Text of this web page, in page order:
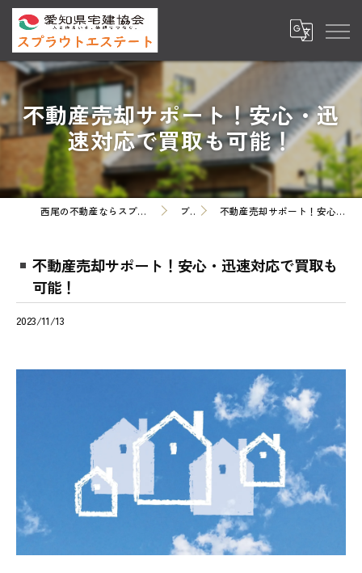
不動産売却サポート！安心・迅
速対応で買取も可能！
西尾の不動産ならスプラウトエステート株式会社 ブログ 不動産売却サポート！安心・迅速対応で買取も可能！
不動産売却サポート！安心・迅速対応で買取も
可能！
2023/11/13